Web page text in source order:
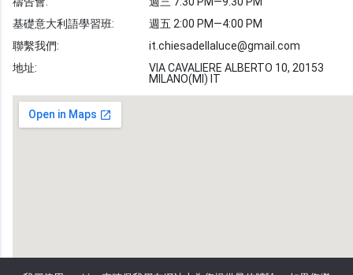
聖經金句
教會事工 志愿者招募
基礎意大利語學習班:
聯繫我們:
地址:
週五 2:00 PM—4:00 PM
it.chiesadellaluce@gmail.com
VIA CAVALIERE ALBERTO 10, 20153
MILANO(MI) IT